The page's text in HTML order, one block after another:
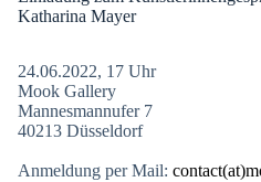
Katharina Mayer
24.06.2022, 17 Uhr
Mook Gallery
Mannesmannufer 7
40213 Düsseldorf
Anmeldung per Mail: